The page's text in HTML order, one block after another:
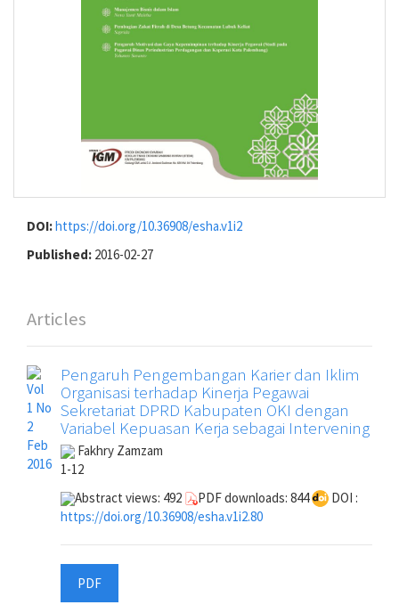
DOI:https://doi.org/10.36908/esha.v1i2
Published: 2016-02-27
Articles
Pengaruh Pengembangan Karier dan Iklim
Organisasi terhadap Kinerja Pegawai
Sekretariat DPRD Kabupaten OKI dengan
Variabel Kepuasan Kerja sebagai Intervening
Fakhry Zamzam
1-12
Abstract views: 492
PDF downloads: 844
DOI :
https://doi.org/10.36908/esha.v1i2.80
PDF